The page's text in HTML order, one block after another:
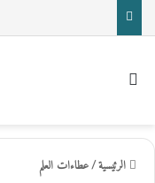
الرئيسية/عطاءات العلم